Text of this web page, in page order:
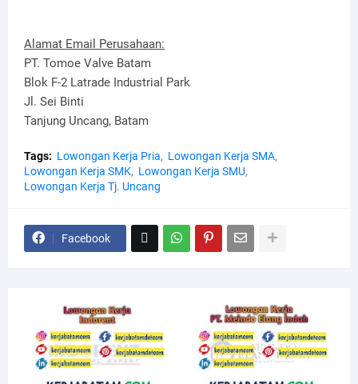
Alamat Email Perusahaan:
PT. Tomoe Valve Batam
Blok F-2 Latrade Industrial Park
Jl. Sei Binti
Tanjung Uncang, Batam
Tags: Lowongan Kerja Pria
Lowongan Kerja SMA
Lowongan Kerja SMK
Lowongan Kerja SMU
Lowongan Kerja Tj. Uncang
Facebook